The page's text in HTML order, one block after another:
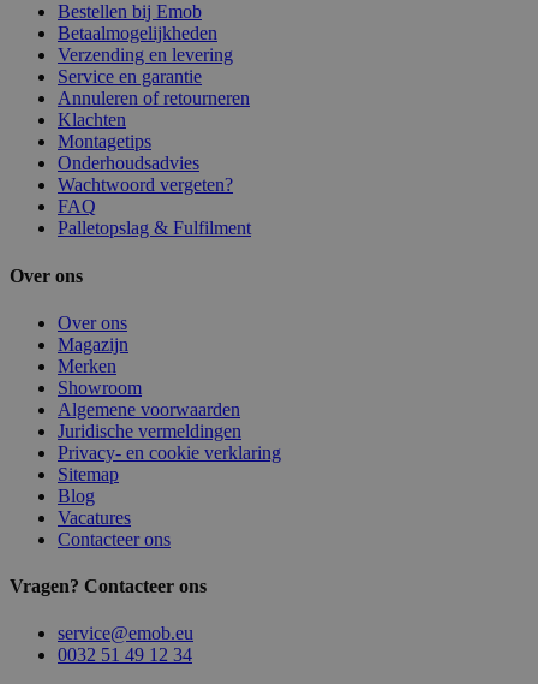
Bestellen bij Emob
Betaalmogelijkheden
Verzending en levering
Service en garantie
Annuleren of retourneren
Klachten
Montagetips
Onderhoudsadvies
Wachtwoord vergeten?
FAQ
Palletopslag & Fulfilment
Over ons
Over ons
Magazijn
Merken
Showroom
Algemene voorwaarden
Juridische vermeldingen
Privacy- en cookie verklaring
Sitemap
Blog
Vacatures
Contacteer ons
Vragen? Contacteer ons
service@emob.eu
0032 51 49 12 34